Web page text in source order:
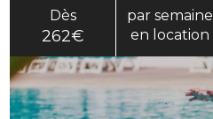
Dès
262€
par semaine
en location